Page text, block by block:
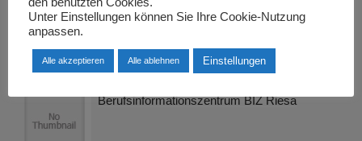
Karrierechancen in der
Arbeitsmöglichkeiten und Berufsfelder
Berufsinformationszentrum BIZ Riesa
Unter Einstellungen können Sie Ihre Cookie-Nutzung
anpassen.
Alle akzeptieren Alle ablehnen Einstellungen